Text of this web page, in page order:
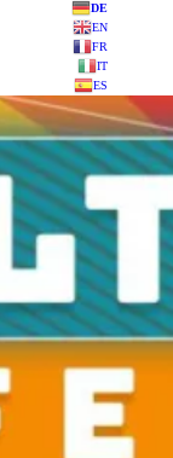
DE
EN
FR
IT
ES